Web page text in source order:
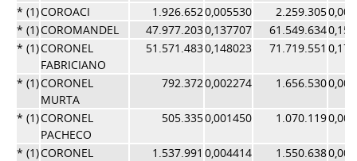
* (1)COROACI 1.926.6520,005530 2.259.305
* (1)COROMANDEL 47.977.2030,137707 61.549.634
* (1)CORONEL
FABRICIANO
51.571.4830,148023 71.719.551
* (1)CORONEL
MURTA
792.3720,002274 1.656.530
* (1)CORONEL
PACHECO
505.3350,001450 1.070.119
* (1)CORONEL
1.537.991 0,004414 1.550.638